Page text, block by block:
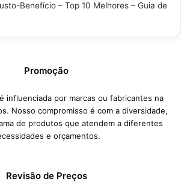
Benefício – Top 10 Melhores – Guia de
Promoção
influenciada por marcas ou fabricantes na
Nosso compromisso é com a diversidade,
de produtos que atendem a diferentes
e orçamentos.
Revisão de Preços